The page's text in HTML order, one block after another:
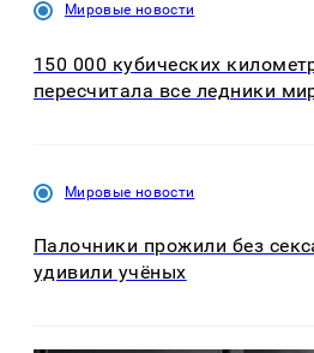
Мировые новости
150 000 кубических
пересчитала все ледники
Мировые новости
Палочники прожили без
удивили учёных